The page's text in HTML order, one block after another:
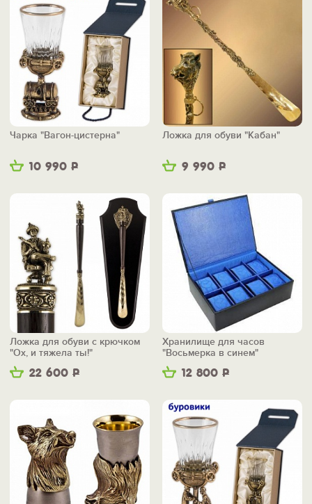
10 990 Р
Чарка "Вагон-цистерна"
9 990 Р
Ложка для обуви "Кабан"
22 600 Р
Ложка для обуви с крючком
"Ох, и тяжела ты!"
12 800 Р
Хранилище для часов
"Восьмерка в синем"